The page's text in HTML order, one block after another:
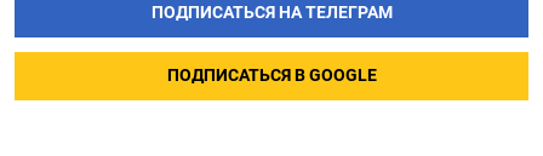
ПОДПИСАТЬСЯ НА ТЕЛЕГРАМ
ПОДПИСАТЬСЯ В GOOGLE